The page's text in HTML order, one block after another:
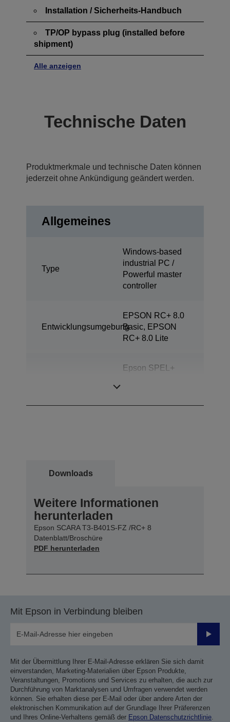
Installation / Sicherheits-Handbuch
TP/OP bypass plug (installed before
shipment)
Alle anzeigen
Technische Daten
Produktmerkmale und technische Daten können
jederzeit ohne Ankündigung geändert werden.
Allgemeines
Type
Windows-based
industrial PC /
Powerful master
controller
Entwicklungsumgebung
EPSON RC+ 8.0
Basic, EPSON
RC+ 8.0 Lite
Epson SPEL+
Downloads
Weitere Informationen
herunterladen
Epson SCARA T3-B401S-FZ /RC+ 8
Datenblatt/Broschüre
PDF herunterladen
Mit Epson in Verbindung bleiben
Mit der Übermittlung Ihrer E-Mail-Adresse erklären Sie sich damit
einverstanden, Marketing-Materialien über Epson Produkte,
Veranstaltungen, Promotions und Services zu erhalten, die auch zur
Durchführung von Marktanalysen und Umfragen verwendet werden
können. Sie erhalten diese per E-Mail oder über andere Arten der
elektronischen Kommunikation auf der Grundlage Ihrer Präferenzen
und Ihres Online-Verhaltens gemäß der Epson Datenschutzrichtlinie